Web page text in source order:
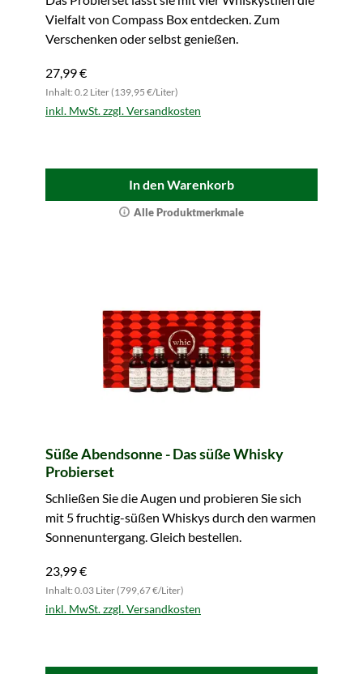
Vielfalt von Compass Box entdecken. Zum
Verschenken oder selbst genießen.
27,99 €
Inhalt: 0.2 Liter (139,95 €/Liter)
inkl. MwSt. zzgl. Versandkosten
In den Warenkorb
Alle Produktmerkmale
Süße Abendsonne - Das süße Whisky
Probierset
Schließen Sie die Augen und probieren Sie sich
mit 5 fruchtig-süßen Whiskys durch den warmen
Sonnenuntergang. Gleich bestellen.
23,99 €
Inhalt: 0.03 Liter (799,67 €/Liter)
inkl. MwSt. zzgl. Versandkosten